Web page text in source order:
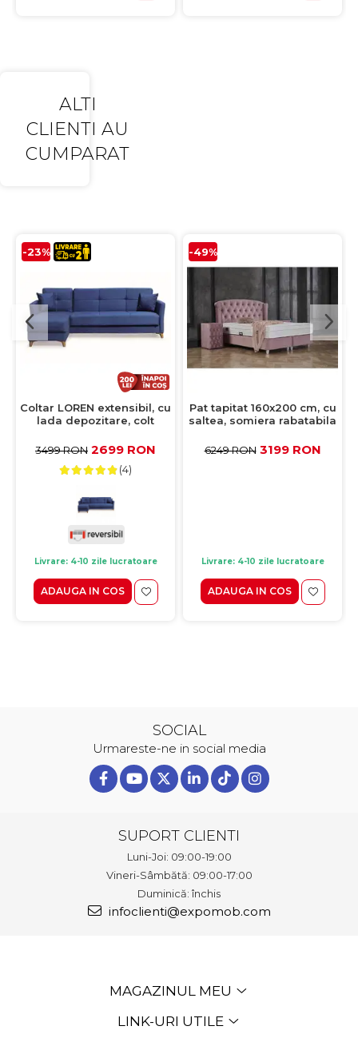
ALTI
CLIENTI AU
CUMPARAT
-23%
Coltar LOREN extensibil, cu
lada depozitare, colt
240x143x85 cm
3499 RON 2699 RON
(4)
Livrare: 4-10 zile lucratoare
ADAUGA IN COS
-49%
Pat tapitat 160x200 cm, cu
saltea, somiera rabatabila
stofa roz
6249 RON 3199 RON
Livrare: 4-10 zile lucratoare
ADAUGA IN COS
SOCIAL
Urmareste-ne in social media
SUPORT CLIENTI
Luni-Joi: 09:00-19:00
Vineri-Sâmbătă: 09:00-17:00
Duminică: închis
infoclienti@expomob.com
MAGAZINUL MEU
LINK-URI UTILE